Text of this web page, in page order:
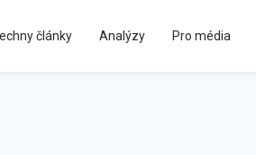
články Analýzy Pro média